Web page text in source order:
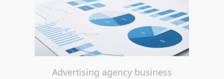
Advertising agency business